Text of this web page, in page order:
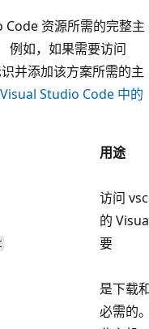
资源所需的完整主
例如，如果需要访问
并添加该方案所需的主
Visual Studio Code 中的
用途
访问
的
要
是下载
必需的